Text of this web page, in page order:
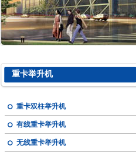
重卡举升机
重卡双柱举升机
有线重卡举升机
无线重卡举升机